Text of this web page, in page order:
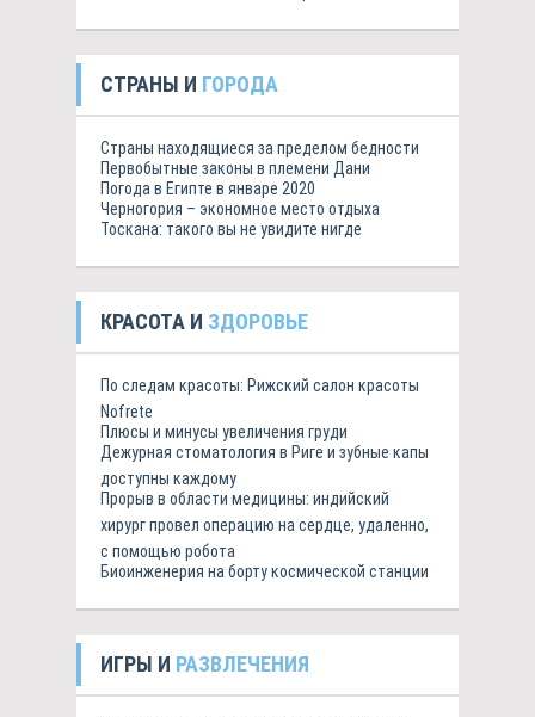
СТРАНЫ И ГОРОДА
Страны находящиеся за пределом бедности
Первобытные законы в племени Дани
Погода в Египте в январе 2020
Черногория – экономное место отдыха
Тоскана: такого вы не увидите нигде
КРАСОТА И ЗДОРОВЬЕ
По следам красоты: Рижский салон красоты
Nofrete
Плюсы и минусы увеличения груди
Дежурная стоматология в Риге и зубные капы
доступны каждому
Прорыв в области медицины: индийский
хирург провел операцию на сердце, удаленно,
с помощью робота
Биоинженерия на борту космической станции
ИГРЫ И РАЗВЛЕЧЕНИЯ